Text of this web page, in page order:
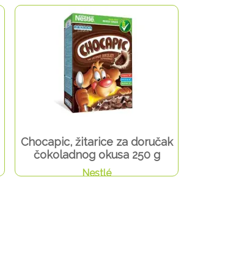
Chocapic, žitarice za doručak
čokoladnog okusa 250 g
Nestlé